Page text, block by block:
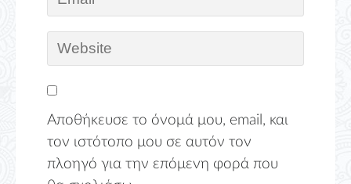
Αποθήκευσε το όνομά μου, email, και
τον ιστότοπο μου σε αυτόν τον
πλοηγό για την επόμενη φορά που